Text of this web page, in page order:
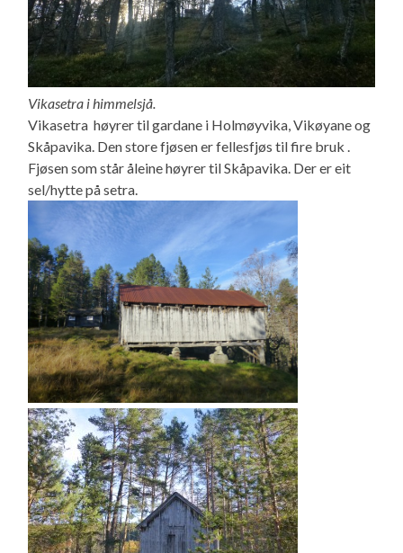
Vikasetra i himmelsjå.
Vikasetra høyrer til gardane i Holmøyvika, Vikøyane og
Skåpavika. Den store fjøsen er fellesfjøs til fire bruk .
Fjøsen som står åleine høyrer til Skåpavika. Der er eit
sel/hytte på setra.